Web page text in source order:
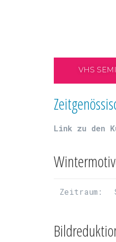
VHS
Link zu den
Zeitraum: